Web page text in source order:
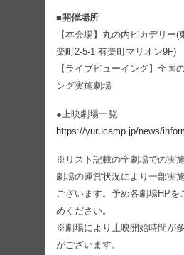
■開催場所
【本会場】丸の内ピカデリー
楽町2-5-1 有楽町マリオン9F)
【ライブビューイング】全国
ング実施劇場
●上映劇場一覧
https://yurucamp.jp/news/
※リスト記載の全劇場での実
劇場の運営状況により一部実
ございます。予め各劇場HPを
めください。
※劇場により上映開始時間が
がございます。